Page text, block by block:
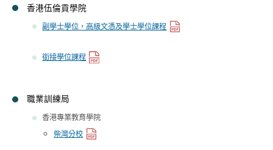
香港伍倫貢學院
副學士學位，高級文憑及學士學位課程
銜接學位課程
職業訓練局
香港專業教育學院
柴灣分校